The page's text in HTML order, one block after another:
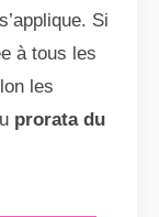
Si
à tous les
les
prorata du